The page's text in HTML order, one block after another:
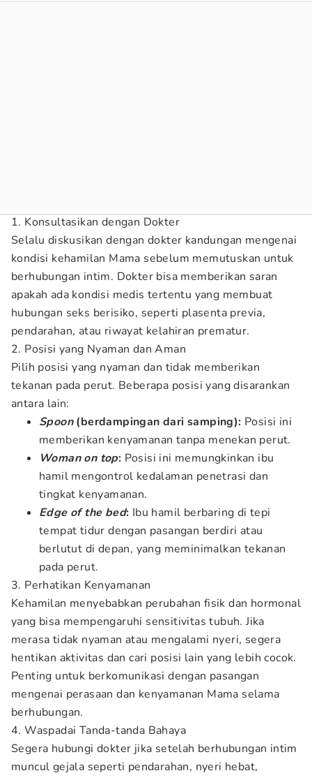
1. Konsultasikan dengan Dokter
Selalu diskusikan dengan dokter kandungan mengenai
kondisi kehamilan Mama sebelum memutuskan untuk
berhubungan intim. Dokter bisa memberikan saran
apakah ada kondisi medis tertentu yang membuat
hubungan seks berisiko, seperti plasenta previa,
pendarahan, atau riwayat kelahiran prematur.
2. Posisi yang Nyaman dan Aman
Pilih posisi yang nyaman dan tidak memberikan
tekanan pada perut. Beberapa posisi yang disarankan
antara lain:
Spoon(berdampingan dari samping): Posisi ini
memberikan kenyamanan tanpa menekan perut.
Woman on top: Posisi ini memungkinkan ibu
hamil mengontrol kedalaman penetrasi dan
tingkat kenyamanan.
Edge of the bed: Ibu hamil berbaring di tepi
tempat tidur dengan pasangan berdiri atau
berlutut di depan, yang meminimalkan tekanan
pada perut.
3. Perhatikan Kenyamanan
Kehamilan menyebabkan perubahan fisik dan hormonal
yang bisa mempengaruhi sensitivitas tubuh. Jika
merasa tidak nyaman atau mengalami nyeri, segera
hentikan aktivitas dan cari posisi lain yang lebih cocok.
Penting untuk berkomunikasi dengan pasangan
mengenai perasaan dan kenyamanan Mama selama
berhubungan.
4. Waspadai Tanda-tanda Bahaya
Segera hubungi dokter jika setelah berhubungan intim
muncul gejala seperti pendarahan, nyeri hebat,